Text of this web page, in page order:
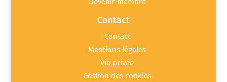
Contact
Contact
Mentions légales
Vie privée
Gestion des cookies